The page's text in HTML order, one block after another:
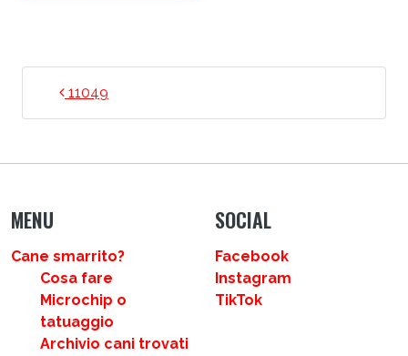
NAVIGAZIONE ARTICOLI
11049
MENU
Cane smarrito?
Cosa fare
Microchip o
tatuaggio
Archivio cani trovati
SOCIAL
Facebook
Instagram
TikTok